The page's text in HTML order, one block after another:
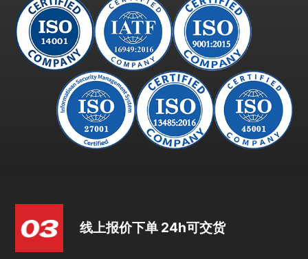
线上报价下单 24h可交货